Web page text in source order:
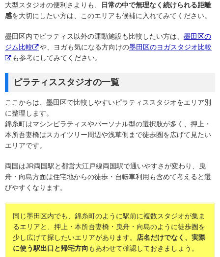
大型スタジオの便利さよりも、
日常の中で無理なく続けられる距離
感を大切にしたい方は、このエリアも候補に入れてみてください。
墨田区内でピラティス以外の運動施設も比較したい方は、 墨田区の
ジム比較
や、ヨガも気になる方向けの墨田区のヨガスタジオ比較
も参考にしてみてください。
ピラティススタジオの一覧
ここからは、墨田区で比較しやすいピラティススタジオをエリア別
に整理します。
錦糸町はマシンピラティスやパーソナル型の選択肢が多く、押上・
本所吾妻橋はスカイツリー周辺や浅草側まで徒歩圏を広げて見たい
エリアです。
両国はJR両国駅と都営大江戸線両国駅で通いやすさが変わり、曳
舟・向島方面は住宅地からの徒歩・自転車利用も含めて考えると選
びやすくなります。
同じ墨田区内でも、錦糸町のように駅前に複数スタジオが集ま
るエリアと、押上・本所吾妻橋・曳舟・向島のように徒歩圏を
少し広げて探したいエリアがあります。
店名だけでなく、実際
に使う駅出口と帰宅方向もあわせて確認しておきましょう。